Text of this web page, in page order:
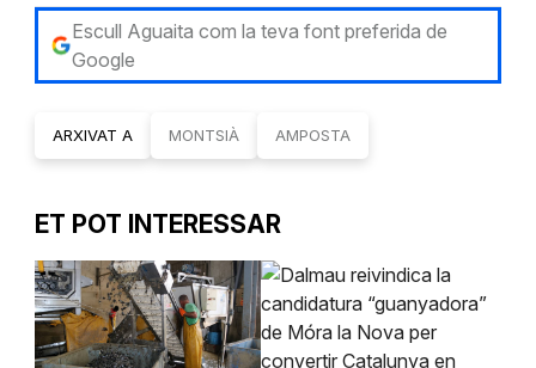
Escull Aguaita com la teva font preferida de
Google
ARXIVAT A MONTSIÀ AMPOSTA
ET POT INTERESSAR